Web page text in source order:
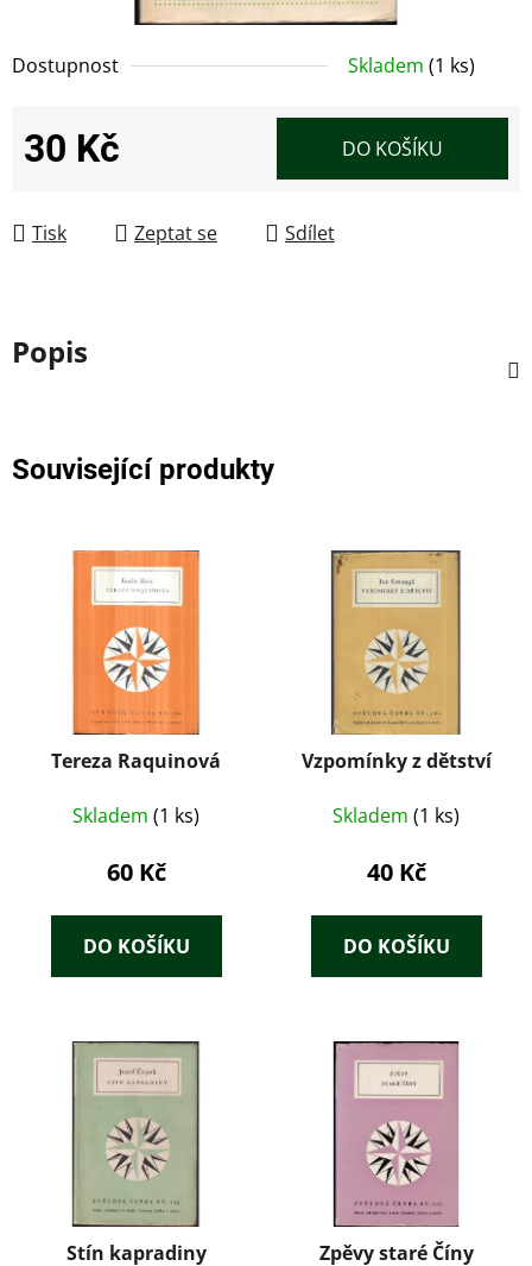
Dostupnost Skladem (1 ks)
30 Kč DO KOŠÍKU
Tisk Zeptat se Sdílet
Popis
Související produkty
Tereza Raquinová
Skladem (1 ks)
60 Kč
DO KOŠÍKU
Vzpomínky z dětství
Skladem (1 ks)
40 Kč
DO KOŠÍKU
Stín kapradiny Zpěvy staré Číny